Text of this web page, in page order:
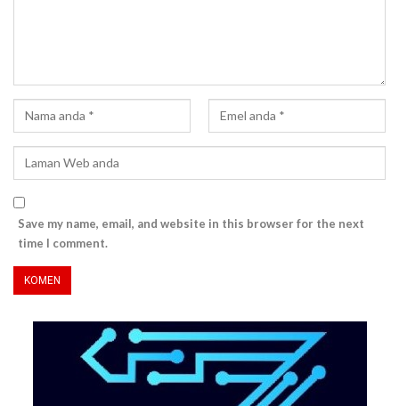
Save my name, email, and website in this browser for the next
time I comment.